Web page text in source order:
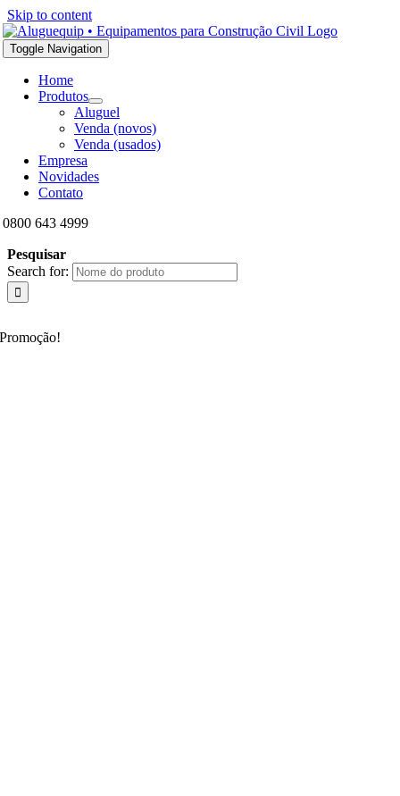
Skip to content
Toggle Navigation
Home
Produtos
Aluguel
Venda (novos)
Venda (usados)
Empresa
Novidades
Contato
0800 643 4999
Pesquisar
Search for:
Promoção!